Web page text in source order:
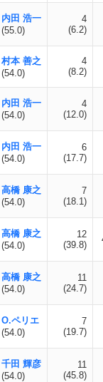
内田 浩一
(55.0)
4
(6.2)
村本 善之
(54.0)
4
(8.2)
内田 浩一
(54.0)
4
(12.0)
内田 浩一
(54.0)
6
(17.7)
高橋 康之
(54.0)
7
(18.1)
高橋 康之
(54.0)
12
(39.8)
高橋 康之
(54.0)
11
(24.7)
O.ペリエ
(54.0)
7
(19.7)
千田 輝彦
(54.0)
11
(45.8)